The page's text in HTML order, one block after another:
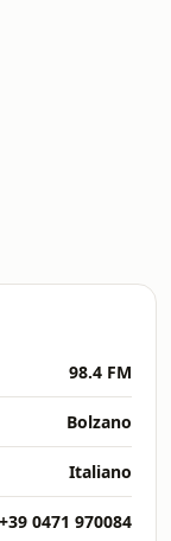
98.4 FM
Bolzano
Italiano
+39 0471 970084